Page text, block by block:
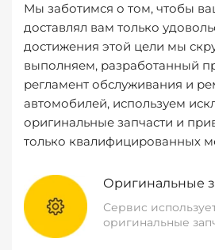
Мы заботимся о том, чтобы
доставлял вам только
достижения этой цели мы
выполняем, разработанный
регламент обслуживания и
автомобилей, используем
оригинальные запчасти и
только квалифицированных
Оригинальные
Сервис
оригинальные